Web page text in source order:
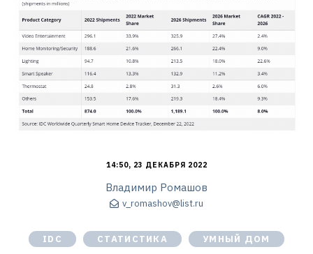
14:50, 23 ДЕКАБРЯ 2022
Владимир Ромашов
v_romashov@list.ru
IDC СТАТИСТИКА УМНЫЙ ДОМ